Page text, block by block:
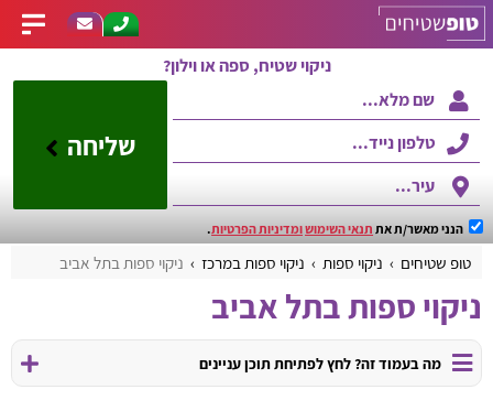
ניקוי שטיח, ספה או וילון?
שליחה
הנני מאשר/ת את תנאי השימושומדיניות הפרטיות.
טופ שטיחים ניקוי ספות ניקוי ספות במרכז ניקוי ספות בתל אביב
ניקוי ספות בתל אביב
מה בעמוד זה? לחץ לפתיחת תוכן עניינים